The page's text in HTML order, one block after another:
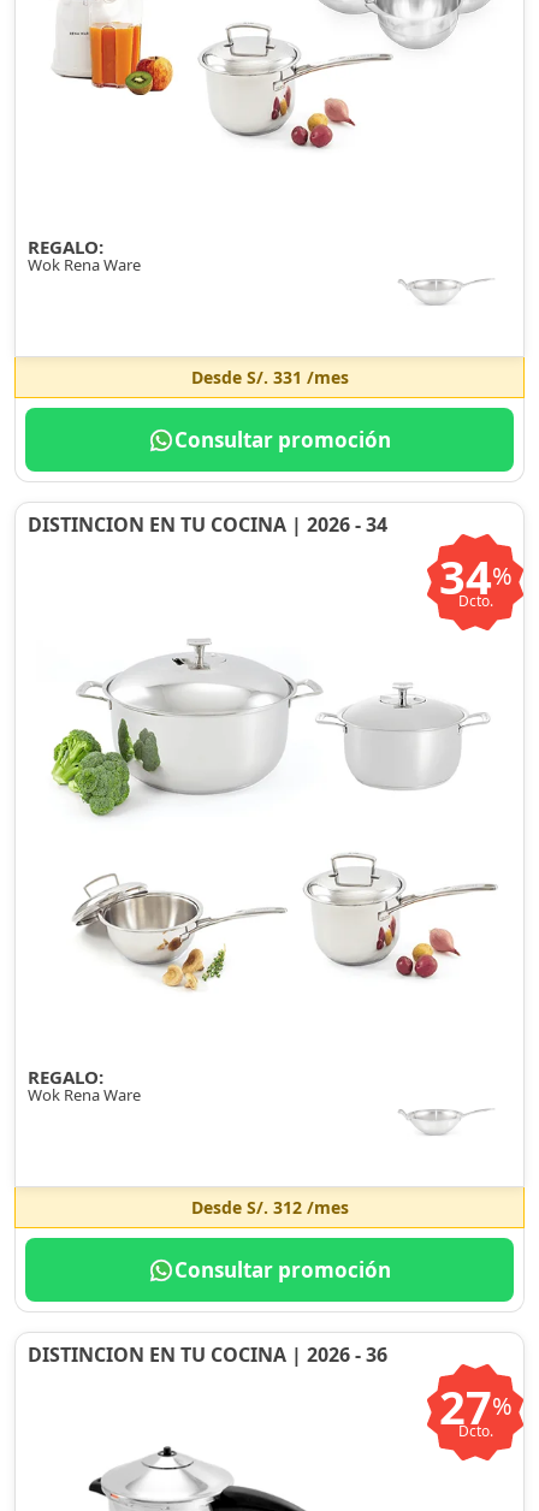
REGALO:
Wok Rena Ware
Desde S/. 331 /mes
Consultar promoción
DISTINCION EN TU COCINA | 2026 - 34
34%
Dcto.
REGALO:
Wok Rena Ware
Desde S/. 312/mes
Consultar promoción
DISTINCION EN TU COCINA | 2026 - 36
27%
Dcto.